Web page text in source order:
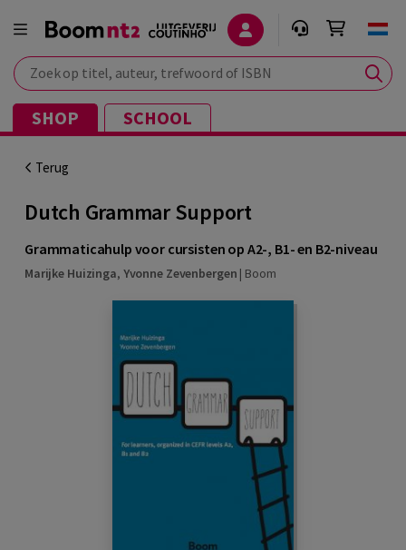
Zoek op titel, auteur, trefwoord of ISBN
SHOP SCHOOL
Terug
Dutch Grammar Support
Grammaticahulp voor cursisten op A2-, B1- en B2-niveau
Marijke Huizinga, Yvonne Zevenbergen | Boom